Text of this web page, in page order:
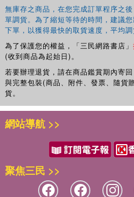
無庫存之商品，在您完成訂單程序之
單調貨。為了縮短等待的時間，建議
下單，以獲得最快的取貨速度，平均調
為了保護您的權益，「三民網路書店」
(收到商品為起始日)。
若要辦理退貨，請在商品鑑賞期內寄
與完整包裝(商品、附件、發票、隨貨
貨。
網站導航 >>
聚焦三民 >>